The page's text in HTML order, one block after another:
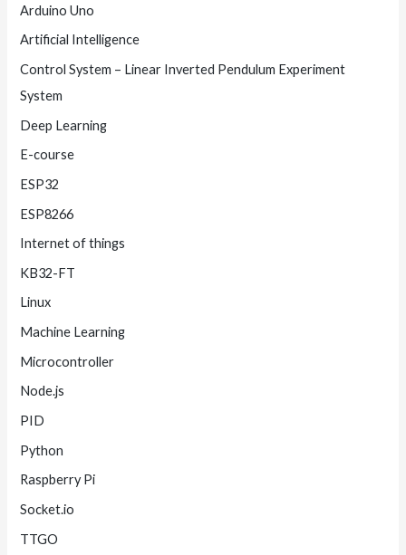
Arduino Uno
Artificial Intelligence
Control System – Linear Inverted Pendulum Experiment
System
Deep Learning
E-course
ESP32
ESP8266
Internet of things
KB32-FT
Linux
Machine Learning
Microcontroller
Node.js
PID
Python
Raspberry Pi
Socket.io
TTGO